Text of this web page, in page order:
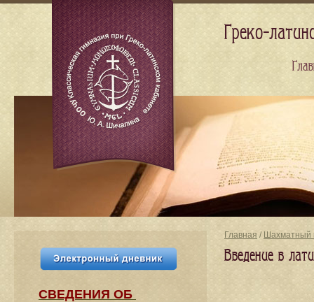
Главная / Шахматный
Введение в
СВЕДЕНИЯ​ ОБ
Греко-